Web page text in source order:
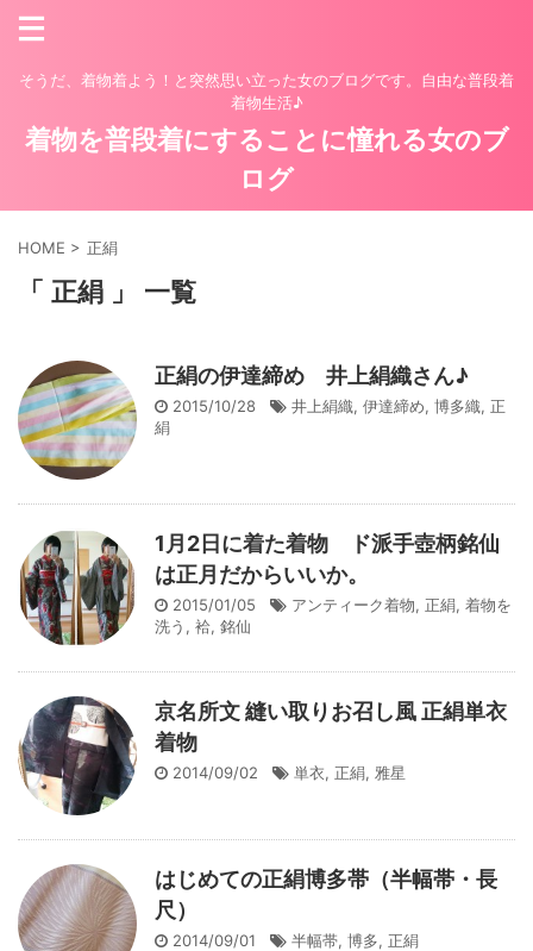
そうだ、着物着よう！と突然思い立った女のブログです。自由な普段着
着物生活♪
着物を普段着にすることに憧れる女のブ
ログ
HOME > 正絹
「 正絹 」 一覧
正絹の伊達締め 井上絹織さん♪
2015/10/28 井上絹織, 伊達締め, 博多織, 正
絹
1月2日に着た着物 ド派手壺柄銘仙
は正月だからいいか。
2015/01/05 アンティーク着物, 正絹, 着物を
洗う , 袷, 銘仙
京名所文 縫い取りお召し風 正絹単衣
着物
2014/09/02 単衣, 正絹, 雅星
はじめての正絹博多帯（半幅帯・長
尺）
2014/09/01 半幅帯, 博多, 正絹